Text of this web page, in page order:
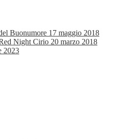
Buonumore 17 maggio 2018
Night Cirio 20 marzo 2018
2023